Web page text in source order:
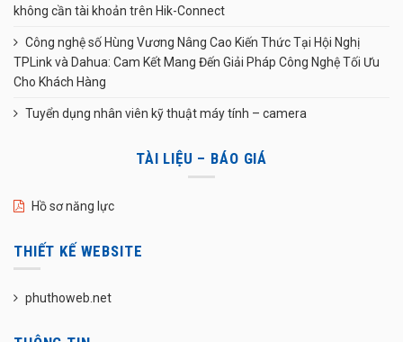
không cần tài khoản trên Hik-Connect
Công nghệ số Hùng Vương Nâng Cao Kiến Thức Tại Hội Nghị
TPLink và Dahua: Cam Kết Mang Đến Giải Pháp Công Nghệ Tối Ưu
Cho Khách Hàng
Tuyển dụng nhân viên kỹ thuật máy tính – camera
TÀI LIỆU – BÁO GIÁ
Hồ sơ năng lực
THIẾT KẾ WEBSITE
phuthoweb.net